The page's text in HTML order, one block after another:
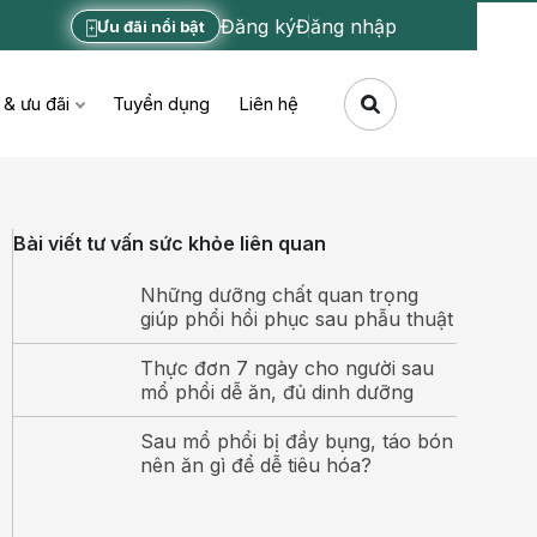
Ưu đãi nổi bật Đăng kýĐăng nhập
ưu đãi Tuyển dụng Liên hệ
Bài viết tư vấn sức khỏe liên quan
Những dưỡng chất quan trọng
giúp phổi hồi phục sau phẫu thuật
Thực đơn 7 ngày cho người sau
mổ phổi dễ ăn, đủ dinh dưỡng
Sau mổ phổi bị đầy bụng, táo bón
nên ăn gì để dễ tiêu hóa?